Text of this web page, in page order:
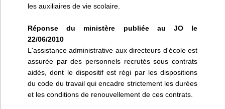
les auxiliaires de vie scolaire.
Réponse du ministère publiée au JO le
22/06/2010
L'assistance administrative aux directeurs d'école est
assurée par des personnels recrutés sous contrats
aidés, dont le dispositif est régi par les dispositions
du code du travail qui encadre strictement les durées
et les conditions de renouvellement de ces contrats.